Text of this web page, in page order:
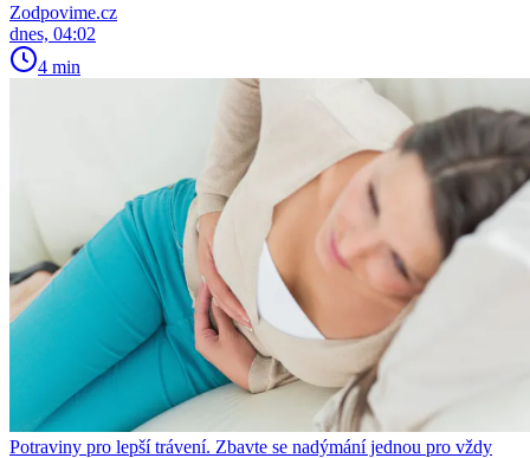
Zodpovime.cz
dnes, 04:02
4 min
Potraviny pro lepší trávení. Zbavte se nadýmání jednou pro vždy